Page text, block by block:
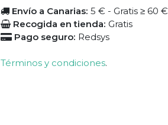
Envío a Canarias: 5 € - Gratis ≥ 60 €
Recogida en tienda: Gratis
Pago seguro: Redsys
Términos y condiciones.